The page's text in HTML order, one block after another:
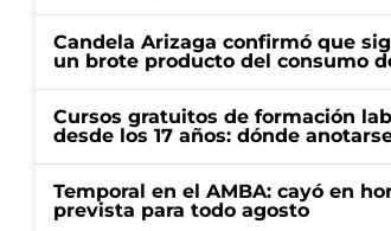
Candela Arizaga confirmó que
un brote producto del consumo
Cursos gratuitos de formación
desde los 17 años: dónde
Temporal en el AMBA: cayó en
prevista para todo agosto